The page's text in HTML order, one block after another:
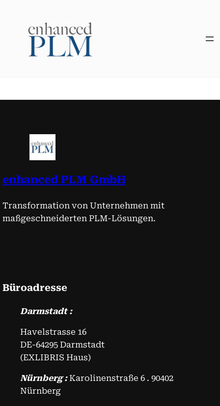
springen
enhanced PLM GmbH
Transformation von Unternehmen mit
maßgeschneiderten PLM-Lösungen.
Büroadresse
Darmstadt :
Havelstrasse 16
DE-64295 Darmstadt
(EXLIBRIS Haus)
Nürnberg : Karolinenstraße 6 . 90402
Nürnberg